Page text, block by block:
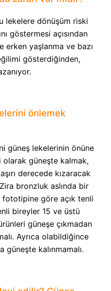
lekelere dönüşüm riski
göstermesi açısından
erken yaşlanma ve bazı
gösterdiğinden,
önlemek
güneş lekelerinin önüne
olarak güneşte kalmak,
derecede kızaracak
bronzluk aslında bir
fototipine göre açık tenli
bireyler 15 ve üstü
güneşe çıkmadan
Ayrıca olabildiğince
güneşte kalınmamalı.